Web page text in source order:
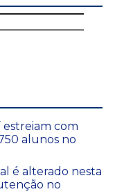
estreiam com
alunos no
é alterado nesta
no